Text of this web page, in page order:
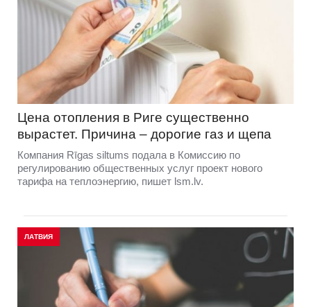
Цена отопления в Риге существенно
вырастет. Причина – дорогие газ и щепа
Компания Rīgas siltums подала в Комиссию по
регулированию общественных услуг проект нового
тарифа на теплоэнергию, пишет lsm.lv.
ЛАТВИЯ